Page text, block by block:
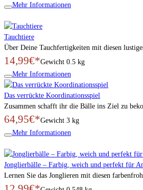
Mehr Informationen
Tauchtiere
Über Deine Tauchfertigkeiten mit diesen
14,99€*Gewicht 0.5 kg
Mehr Informationen
Das verrückte Koordinationsspiel
Zusammen schafft ihr die Bälle ins Ziel zu
64,95€*Gewicht 3 kg
Mehr Informationen
Jonglierbälle – Farbig, weich und perfekt für
Lernen Sie das Jonglieren mit diesen